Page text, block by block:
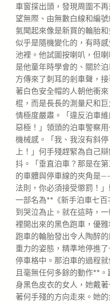
車窗探出頭，發現周圍不
望無際、由無數白線和編
氣聞起來像是新買的輪胎
似乎是隨機變化的，有時
池裡。他試圖按喇叭，但
是他童年時學會的、關於
方傳來了刺耳的剎車聲，
著白色安全帽的人朝他衝
棍，而是長長的測量尺和
情極度嚴肅。「違反泊車
惡極！」領頭的泊車警察
機械感。「我、我沒有斜
上！」何手殘趕緊為自己
抖。「垂直泊車？那是在
的車體與停車線的夾角是
法則，你必須接受懲罰！
一部名為**《新手泊車七
到哭泣為止。就在這時，
裡開出來的黑色跑車，優
跑車的輪胎發出令人陶醉
重力的姿態，精準地停進
停車格中。那泊車的過程
且毫無任何多餘的動作**
身黑色皮衣的女人，她戴
著何手殘的方向走來。她